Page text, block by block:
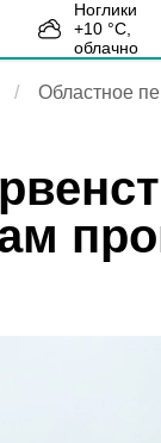
Ноглики
+10 °С,
облачно
Областное